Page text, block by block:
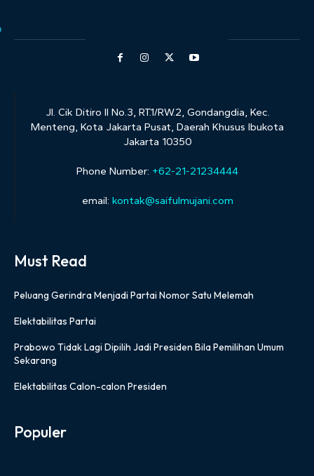
Jl. Cik Ditiro II No.3, RT.1/RW.2, Gondangdia, Kec.
Menteng, Kota Jakarta Pusat, Daerah Khusus Ibukota
Jakarta 10350
Phone Number: +62-21-21234444
email: kontak@saifulmujani.com
Must Read
Peluang Gerindra Menjadi Partai Nomor Satu Melemah
Elektabilitas Partai
Prabowo Tidak Lagi Dipilih Jadi Presiden Bila Pemilihan Umum
Sekarang
Elektabilitas Calon-calon Presiden
Populer